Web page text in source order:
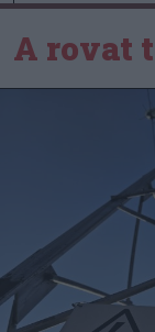
A rovat